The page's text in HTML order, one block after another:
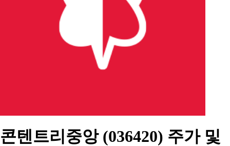
콘텐트리중앙 (036420) 주가 및